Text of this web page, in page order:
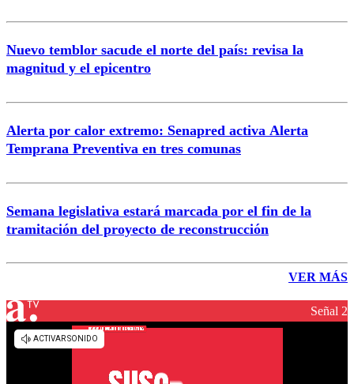
Nuevo temblor sacude el norte del país: revisa la
magnitud y el epicentro
Alerta por calor extremo: Senapred activa Alerta
Temprana Preventiva en tres comunas
Semana legislativa estará marcada por el fin de la
tramitación del proyecto de reconstrucción
VER MÁS
Señal 2